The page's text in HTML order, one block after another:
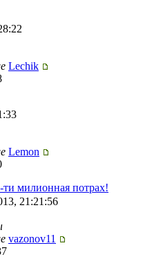
Lechik
Lemon
ти милионная потрах!
21:21:56
vazonov11